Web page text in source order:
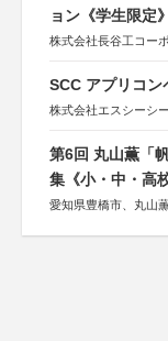
ョン《学生限定》
株式会社長谷工コー
SCC アプリコン
株式会社エスシーシ
第6回 丸山薫「
集《小・中・高
愛知県豊橋市、丸山